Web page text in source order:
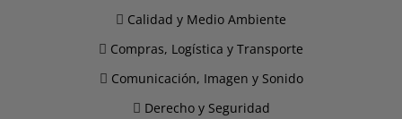
Calidad y Medio Ambiente
Compras, Logística y Transporte
Comunicación, Imagen y Sonido
Derecho y Seguridad